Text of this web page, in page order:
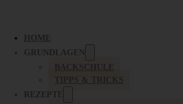
HOME
GRUNDLAGEN
BACKSCHULE
TIPPS & TRICKS
REZEPTE